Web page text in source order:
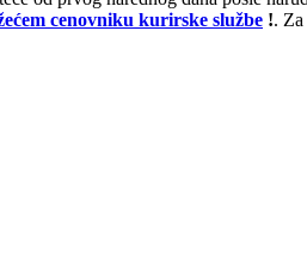
cenovniku kurirske službe !.